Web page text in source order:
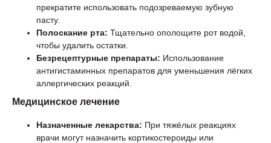
прекратите использовать подозреваемую зубную
пасту.
Полоскание рта: Тщательно ополощите рот водой,
чтобы удалить остатки.
Безрецептурные препараты: Использование
антигистаминных препаратов для уменьшения лёгких
аллергических реакций.
Медицинское лечение
Назначенные лекарства: При тяжёлых реакциях
врачи могут назначить кортикостероиды или